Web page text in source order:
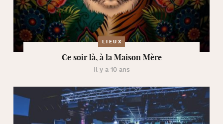
LIEUX
Ce soir là, à la Maison Mère
Il y a 10 ans